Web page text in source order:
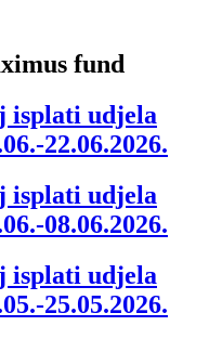
fund
isplati udjela
22.06.2026.
isplati udjela
08.06.2026.
isplati udjela
25.05.2026.